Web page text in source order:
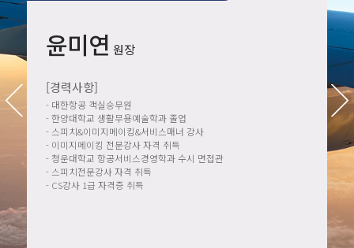
윤미연 원장
[경력사항]
- 대한항공 객실승무원
- 한양대학교 생활무용예술학과 졸업
- 스피치&이미지메이킹&서비스매너 강사
- 이미지메이킹 전문강사 자격 취득
- 청운대학교 항공서비스경영학과 수시 면접관
- 스피치전문강사 자격 취득
- CS강사 1급 자격증 취득
[
-
-
-
-